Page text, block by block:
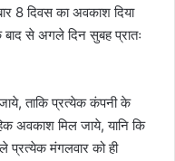
8 दिवस का अवकाश दिया
बाद से अगले दिन सुबह प्रातः
ताकि प्रत्येक कंपनी के
अवकाश मिल जाये, यानि कि
प्रत्येक मंगलवार को ही